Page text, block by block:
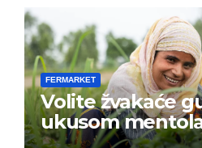
FERMARKET
Volite žvakaće
ukusom